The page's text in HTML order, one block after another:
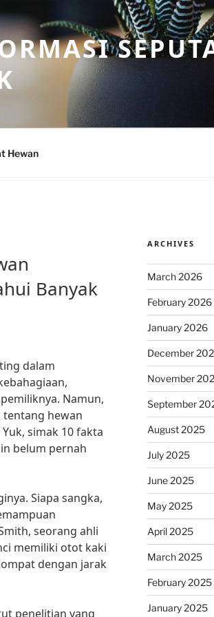
Hewan
Banyak
dalam
Namun,
hewan
simak 10 fakta
belum pernah
Siapa sangka,
seorang ahli
memiliki otot kaki
dengan jarak
penelitian yang
ARCHIVES
March 2026
February 2026
January 2026
December
November
September
August 2025
July 2025
June 2025
May 2025
April 2025
March 2025
February 2025
January 2025